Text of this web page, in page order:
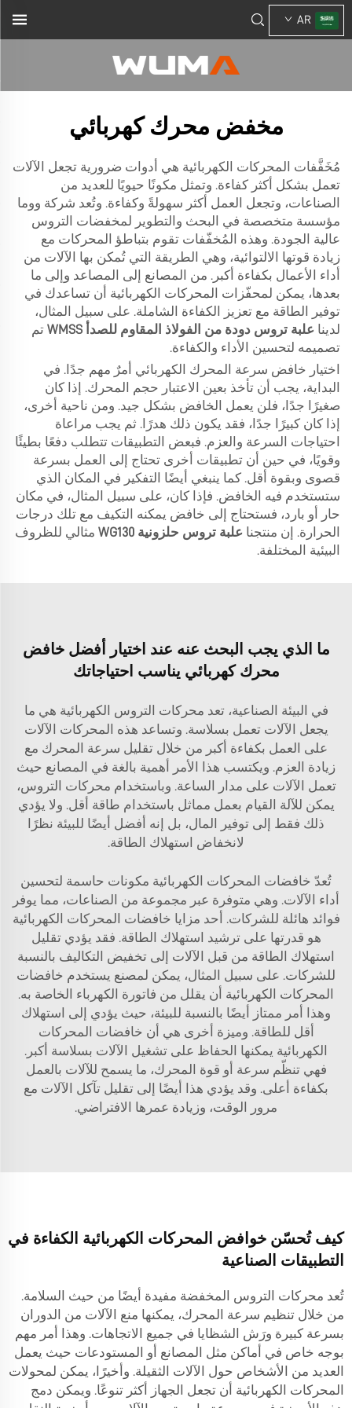
AR
مخفض محرك كهربائي
مُخَفَّفات المحركات الكهربائية هي أدوات ضرورية تجعل الآلات
تعمل بشكل أكثر كفاءة. وتمثل مكونًا حيويًا للعديد من
الصناعات، وتجعل العمل أكثر سهولةً وكفاءة. وتُعد شركة ووما
مؤسسة متخصصة في البحث والتطوير لمخفضات التروس
عالية الجودة. وهذه المُخفّفات تقوم بتباطؤ المحركات مع
زيادة قوتها الالتوائية، وهي الطريقة التي تُمكن بها الآلات من
أداء الأعمال بكفاءة أكبر. من المصانع إلى المصاعد وإلى ما
بعدها، يمكن لمحفّزات المحركات الكهربائية أن تساعدك في
توفير الطاقة مع تعزيز الكفاءة الشاملة. على سبيل المثال،
لدينا علبة تروس دودة من الفولاذ المقاوم للصدأ WMSS
تم
تصميمه لتحسين الأداء والكفاءة.
اختيار خافض سرعة المحرك الكهربائي أمرٌ مهم جدًا. في
البداية، يجب أن تأخذ بعين الاعتبار حجم المحرك. إذا كان
صغيرًا جدًا، فلن يعمل الخافض بشكل جيد. ومن ناحية أخرى،
إذا كان كبيرًا جدًا، فقد يكون ذلك هدرًا. ثم يجب مراعاة
احتياجات السرعة والعزم. فبعض التطبيقات تتطلب دفعًا بطيئًا
وقويًا، في حين أن تطبيقات أخرى تحتاج إلى العمل بسرعة
قصوى وبقوة أقل. كما ينبغي أيضًا التفكير في المكان الذي
ستستخدم فيه الخافض. فإذا كان، على سبيل المثال، في مكان
حار أو بارد، فستحتاج إلى خافض يمكنه التكيف مع تلك درجات
الحرارة. إن منتجنا علبة تروس حلزونية WG130
مثالي للظروف
البيئية المختلفة.
ما الذي يجب البحث عنه عند اختيار أفضل خافض
محرك كهربائي يناسب احتياجاتك
في البيئة الصناعية، تعد محركات التروس الكهربائية هي ما
يجعل الآلات تعمل بسلاسة. وتساعد هذه المحركات الآلات
على العمل بكفاءة أكبر من خلال تقليل سرعة المحرك مع
زيادة العزم. ويكتسب هذا الأمر أهمية بالغة في المصانع حيث
تعمل الآلات على مدار الساعة. وباستخدام محركات التروس،
يمكن للآلة القيام بعمل مماثل باستخدام طاقة أقل. ولا يؤدي
ذلك فقط إلى توفير المال، بل إنه أفضل أيضًا للبيئة نظرًا
لانخفاض استهلاك الطاقة.
تُعدّ خافضات المحركات الكهربائية مكونات حاسمة لتحسين
أداء الآلات. وهي متوفرة عبر مجموعة من الصناعات، مما يوفر
فوائد هائلة للشركات. أحد مزايا خافضات المحركات الكهربائية
هو قدرتها على ترشيد استهلاك الطاقة. فقد يؤدي تقليل
استهلاك الطاقة من قبل الآلات إلى تخفيض التكاليف بالنسبة
للشركات. على سبيل المثال، يمكن لمصنع يستخدم خافضات
المحركات الكهربائية أن يقلل من فاتورة الكهرباء الخاصة به.
وهذا أمر ممتاز أيضًا بالنسبة للبيئة، حيث يؤدي إلى استهلاك
أقل للطاقة. وميزة أخرى هي أن خافضات المحركات
الكهربائية يمكنها الحفاظ على تشغيل الآلات بسلاسة أكبر.
فهي تنظّم سرعة أو قوة المحرك، ما يسمح للآلات بالعمل
بكفاءة أعلى. وقد يؤدي هذا أيضًا إلى تقليل تآكل الآلات مع
مرور الوقت، وزيادة عمرها الافتراضي.
كيف تُحسّن خوافض المحركات الكهربائية الكفاءة في
التطبيقات الصناعية
تُعد محركات التروس المخفضة مفيدة أيضًا من حيث السلامة.
من خلال تنظيم سرعة المحرك، يمكنها منع الآلات من الدوران
بسرعة كبيرة ورَش الشظايا في جميع الاتجاهات. وهذا أمر مهم
بوجه خاص في أماكن مثل المصانع أو المستودعات حيث يعمل
العديد من الأشخاص حول الآلات الثقيلة. وأخيرًا، يمكن لمحولات
المحركات الكهربائية أن تجعل الجهاز أكثر تنوعًا. ويمكن دمج